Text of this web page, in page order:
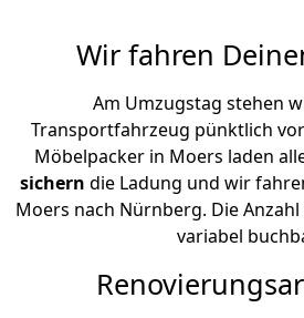
Wir fahren
Am Umzugstag stehen
Transportfahrzeug pünktlich
Möbelpacker in Moers laden
sichern die Ladung und wir
Moers nach Nürnberg. Die
variabel